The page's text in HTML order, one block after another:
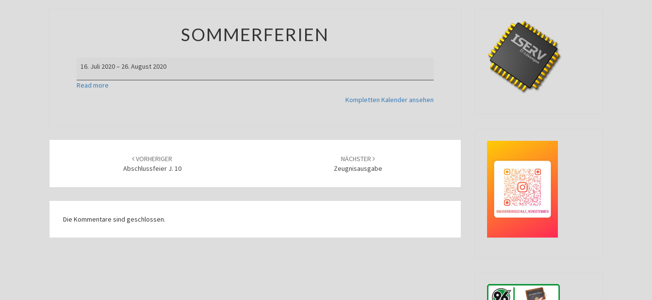
SOMMERFERIEN
Sommerferien
16. Juli 2020– 26. August 2020
Read more
Kompletten Kalender ansehen
VORHERIGER
Abschlussfeier J. 10
NÄCHSTER
Zeugnisausgabe
Die Kommentare sind geschlossen.